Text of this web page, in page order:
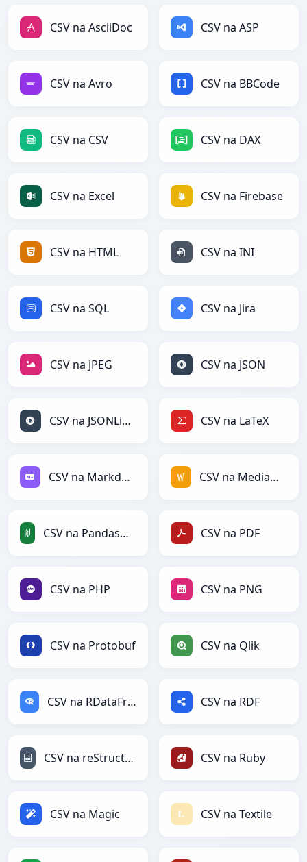
CSV na AsciiDoc CSV na ASP
CSV na Avro CSV na BBCode
CSV na CSV CSV na DAX
CSV na Excel CSV na Firebase
CSV na HTML CSV na INI
CSV na SQL CSV na Jira
CSV na JPEG CSV na JSON
CSV na JSONLines CSV na LaTeX
CSV na Markdown CSV na MediaWiki
CSV na PandasDataFrame CSV na PDF
CSV na PHP CSV na PNG
CSV na Protobuf CSV na Qlik
CSV na RDataFrame CSV na RDF
CSV na reStructuredText CSV na Ruby
CSV na Magic CSV na Textile